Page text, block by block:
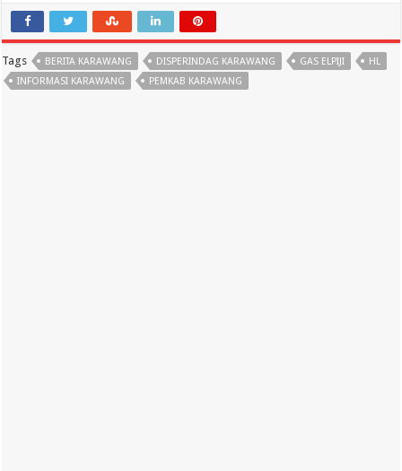
Tags BERITA KARAWANG DISPERINDAG KARAWANG GAS ELPIJI
HL
INFORMASI KARAWANG
PEMKAB KARAWANG